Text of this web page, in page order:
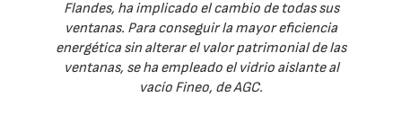
Flandes, ha implicado el cambio de todas sus
ventanas. Para conseguir la mayor eficiencia
energética sin alterar el valor patrimonial de las
ventanas, se ha empleado el vidrio aislante al
vacío Fineo, de AGC.